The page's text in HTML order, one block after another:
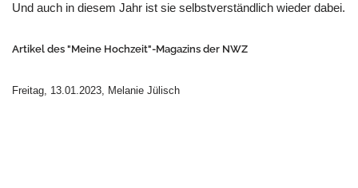
Und auch in diesem Jahr ist sie selbstverständlich wieder dabei.
Artikel des "Meine Hochzeit"-Magazins der NWZ
Freitag, 13.01.2023, Melanie Jülisch